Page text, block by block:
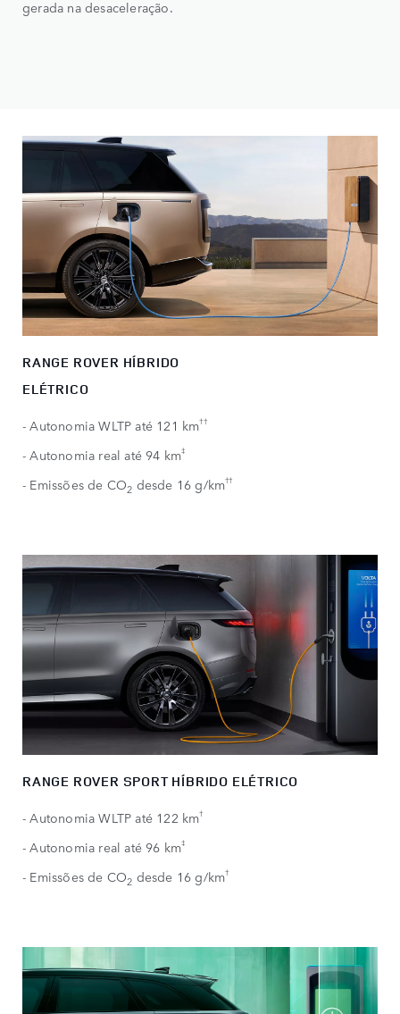
gerada na desaceleração.
RANGE ROVER HÍBRIDO
ELÉTRICO
- Autonomia WLTP até 121 km††​
- Autonomia real até 94 km‡
- Emissões de CO2 desde 16 g/km††
RANGE ROVER SPORT HÍBRIDO ELÉTRICO​
- Autonomia WLTP até 122 km†
- Autonomia real até 96 km‡​
- Emissões de CO2 desde 16 g/km†